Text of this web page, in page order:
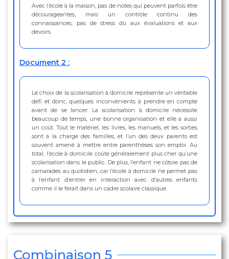
Avec l’école à la maison, pas de notes qui peuvent parfois être
décourageantes, mais un contrôle continu des
connaissances, pas de stress dû aux évaluations et aux
devoirs.
Document 2 :
Le choix de la scolarisation à domicile représente un véritable
défi et donc, quelques inconvénients à prendre en compte
avant de se lancer. La scolarisation à domicile nécessite
beaucoup de temps, une bonne organisation et elle a aussi
un coût. Tout le matériel, les livres, les manuels, et les sorties
sont à la charge des familles, et l’un des deux parents est
souvent amené à mettre entre parenthèses son emploi. Au
total, l’école à domicile coûte généralement plus cher qu’une
scolarisation dans le public. De plus, l’enfant ne côtoie pas de
camarades au quotidien, car l’école à domicile ne permet pas
à l’enfant d’entrer en interaction avec d’autres enfants
comme il le ferait dans un cadre scolaire classique.
Combinaison 5